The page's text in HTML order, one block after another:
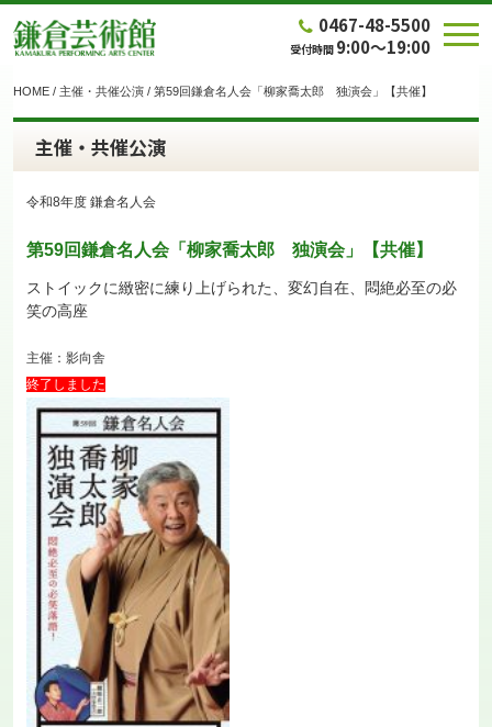
0467-48-5500
受付時間 9:00～19:00
HOME / 主催・共催公演 / 第59回鎌倉名人会「柳家喬太郎 独演会」【共催】
主催・共催公演
令和8年度 鎌倉名人会
第59回鎌倉名人会「柳家喬太郎 独演会」【共催】
ストイックに緻密に練り上げられた、変幻自在、悶絶必至の必
笑の高座
主催：影向舎
終了しました